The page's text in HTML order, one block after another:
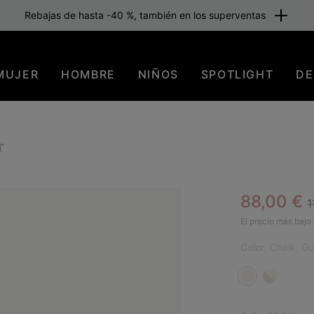
Rebajas de hasta -40 %, también en los superventas
HOMBRE NIÑOS SPOTLIGHT
Sale
88,00 €
El precio más